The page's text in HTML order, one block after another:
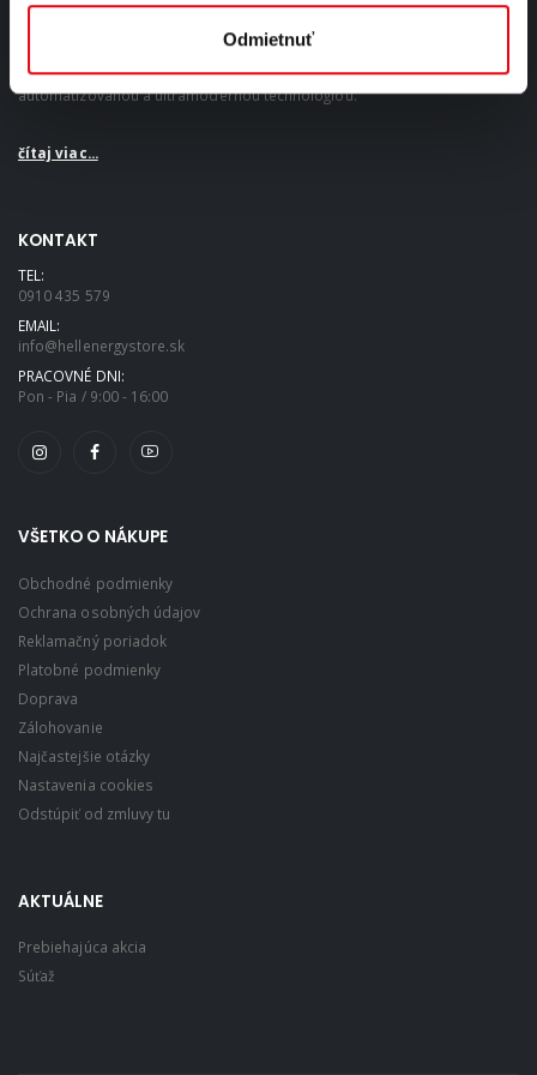
Odmietnuť
Sme unikátnym výrobcom energetických nápojov s plne
automatizovanou a ultramodernou technológiou.
čítaj viac...
KONTAKT
TEL:
0910 435 579
EMAIL:
info@hellenergystore.sk
PRACOVNÉ DNI:
Pon - Pia / 9:00 - 16:00
VŠETKO O NÁKUPE
Obchodné podmienky
Ochrana osobných údajov
Reklamačný poriadok
Platobné podmienky
Doprava
Zálohovanie
Najčastejšie otázky
Nastavenia cookies
Odstúpiť od zmluvy tu
AKTUÁLNE
Prebiehajúca akcia
Súťaž